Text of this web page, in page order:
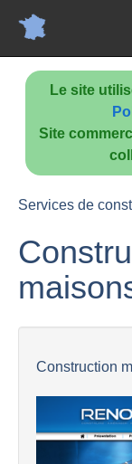
Le site
Site
Services de
Construction